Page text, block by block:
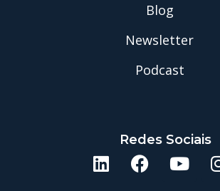
Blog
Newsletter
Podcast
Redes Sociais